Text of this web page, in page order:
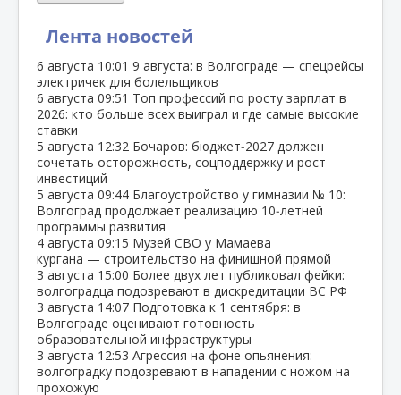
Лента новостей
6 августа 10:01 9 августа: в Волгограде — спецрейсы
электричек для болельщиков
6 августа 09:51 Топ профессий по росту зарплат в
2026: кто больше всех выиграл и где самые высокие
ставки
5 августа 12:32 Бочаров: бюджет‑2027 должен
сочетать осторожность, соцподдержку и рост
инвестиций
5 августа 09:44 Благоустройство у гимназии № 10:
Волгоград продолжает реализацию 10‑летней
программы развития
4 августа 09:15 Музей СВО у Мамаева
кургана — строительство на финишной прямой
3 августа 15:00 Более двух лет публиковал фейки:
волгоградца подозревают в дискредитации ВС РФ
3 августа 14:07 Подготовка к 1 сентября: в
Волгограде оценивают готовность
образовательной инфраструктуры
3 августа 12:53 Агрессия на фоне опьянения:
волгоградку подозревают в нападении с ножом на
прохожую